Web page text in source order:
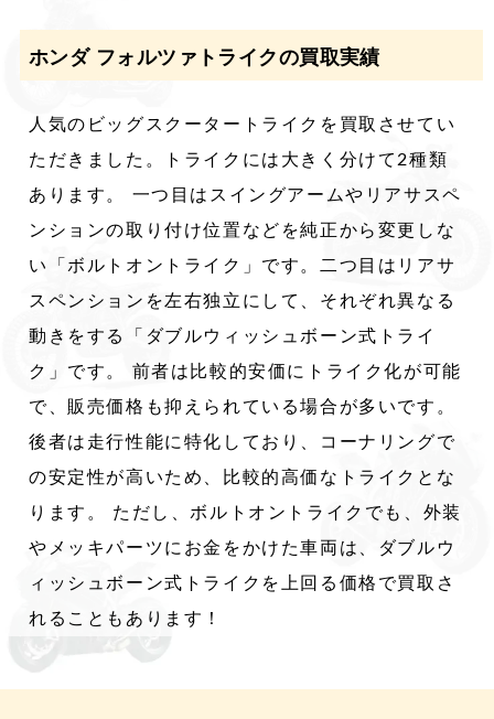
ホンダ フォルツァトライクの買取実績
人気のビッグスクータートライクを買取させてい
ただきました。トライクには大きく分けて2種類
あります。 一つ目はスイングアームやリアサスペ
ンションの取り付け位置などを純正から変更しな
い「ボルトオントライク」です。二つ目はリアサ
スペンションを左右独立にして、それぞれ異なる
動きをする「ダブルウィッシュボーン式トライ
ク」です。 前者は比較的安価にトライク化が可能
で、販売価格も抑えられている場合が多いです。
後者は走行性能に特化しており、コーナリングで
の安定性が高いため、比較的高価なトライクとな
ります。 ただし、ボルトオントライクでも、外装
やメッキパーツにお金をかけた車両は、ダブルウ
ィッシュボーン式トライクを上回る価格で買取さ
れることもあります！